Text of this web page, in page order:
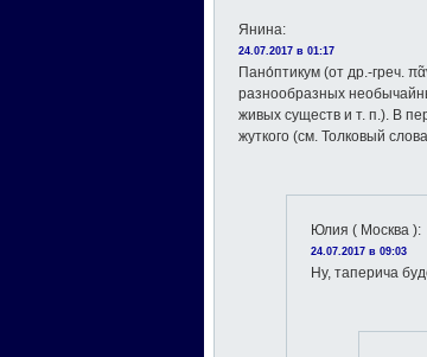
Янина:
24.07.2017 в 01:17
Пано́птикум (от др.-греч.
разнообразных
живых существ и т. п.). В
жуткого (см. Толковый
Юлия ( Москва ):
24.07.2017 в 09:03
Ну, таперича